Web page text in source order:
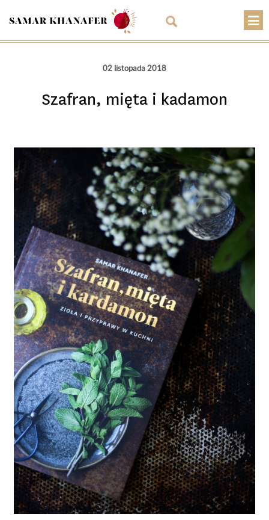
Artykuły
Kontakt
Sklep
Koszyk
PLN
02 listopada 2018
Szafran, mięta i kadamon